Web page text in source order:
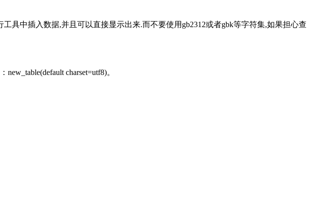
具中插入数据,并且可以直接显示出来.而不要使用gb2312或者gbk等字符集,如果担心查
charset=utf8)。